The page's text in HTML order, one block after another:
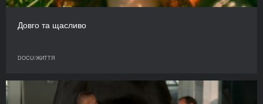
Довго та щасливо
DOCU/ЖИТТЯ